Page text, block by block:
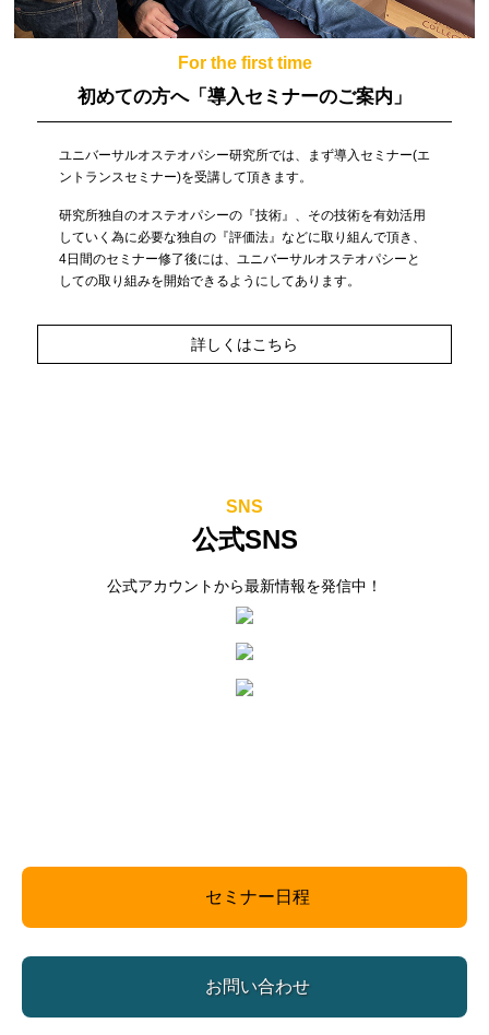
For the first time
初めての方へ「導入セミナーのご案内」
ユニバーサルオステオパシー研究所では、まず導入セミナー(エ
ントランスセミナー)を受講して頂きます。
研究所独自のオステオパシーの『技術』、その技術を有効活用
していく為に必要な独自の『評価法』などに取り組んで頂き、
4日間のセミナー修了後には、ユニバーサルオステオパシーと
しての取り組みを開始できるようにしてあります。
詳しくはこちら
SNS
公式SNS
公式アカウントから最新情報を発信中！
セミナー日程
お問い合わせ